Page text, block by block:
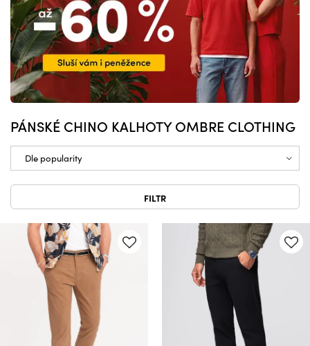
PÁNSKÉ CHINO KALHOTY OMBRE CLOTHING
FILTR